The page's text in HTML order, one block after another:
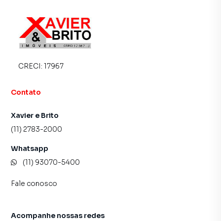
CRECI: 17967
Contato
Xavier e Brito
(11) 2783-2000
Whatsapp
(11) 93070-5400
Fale conosco
Acompanhe nossas redes